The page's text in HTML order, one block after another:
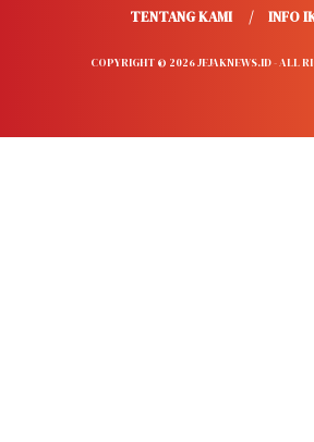
TENTANG KAMI
INFO
COPYRIGHT © 2026 JEJAKNEWS.ID - ALL